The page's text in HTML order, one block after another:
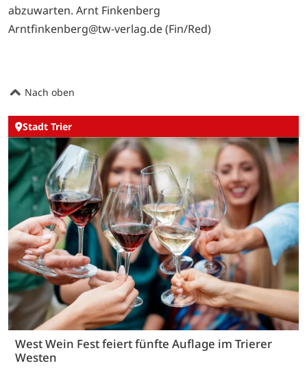
abzuwarten. Arnt Finkenberg
Arntfinkenberg@tw-verlag.de (Fin/Red)
Nach oben
Stadt Trier
West Wein Fest feiert fünfte Auflage im Trierer
Westen